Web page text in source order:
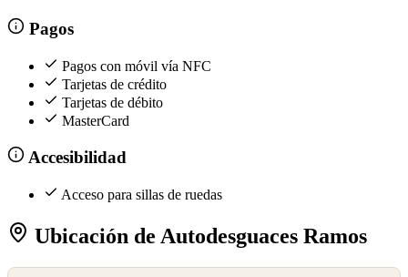
Pagos
Pagos con móvil vía NFC
Tarjetas de crédito
Tarjetas de débito
MasterCard
Accesibilidad
Acceso para sillas de ruedas
Ubicación de Autodesguaces Ramos